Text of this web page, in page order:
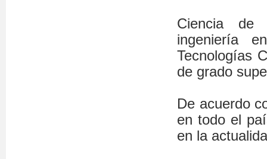
Ciencia de
ingeniería
Tecnologías
de grado
De acuerdo
en todo el
en la